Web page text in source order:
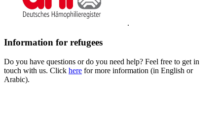
.
Information for refugees
Do you have questions or do you need help? Feel free to get in
touch with us. Click here for more information (in English or
Arabic).